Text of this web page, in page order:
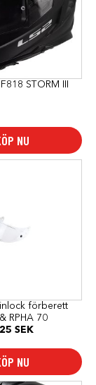
STORM III
NU
förberett
RPHA 70
SEKPrisintervall:
NU